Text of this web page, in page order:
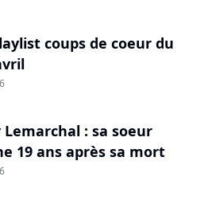
coups de coeur du
Lemarchal : sa soeur
19 ans après sa mort